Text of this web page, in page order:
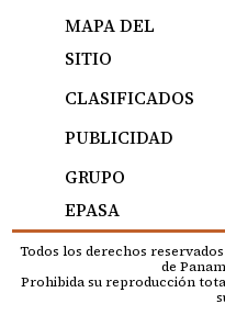
MAPA DEL
SITIO
CLASIFICADOS
PUBLICIDAD
GRUPO
EPASA
Todos los derechos
de
Prohibida su reproducción